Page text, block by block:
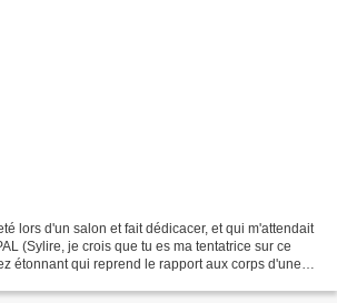
lors d'un salon et fait dédicacer, et qui m'attendait
(Sylire, je crois que tu es ma tentatrice sur ce
étonnant qui reprend le rapport aux corps d'une